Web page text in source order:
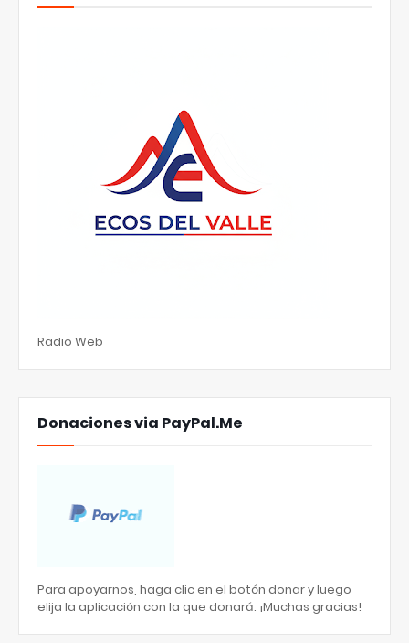
Radio Web
Donaciones via PayPal.Me
Para apoyarnos, haga clic en el botón donar y luego
elija la aplicación con la que donará. ¡Muchas gracias!